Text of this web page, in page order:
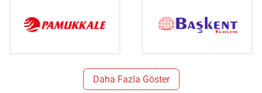
Daha Fazla Göster